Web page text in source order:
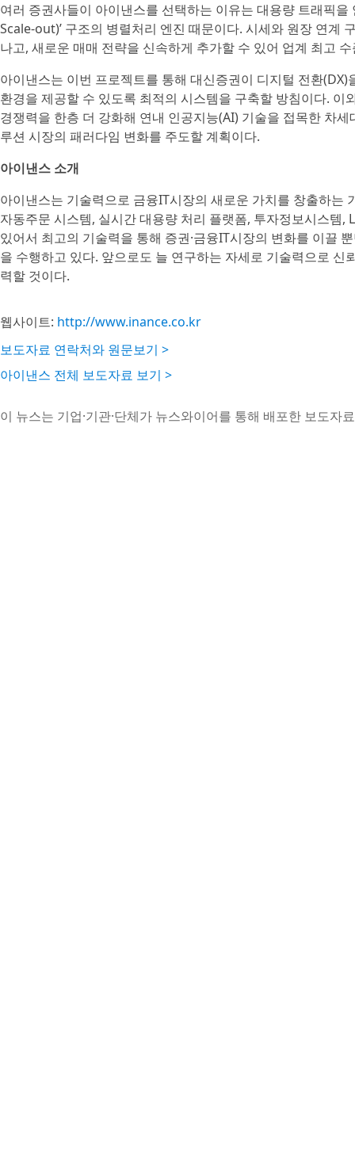
여러 증권사들이 아이낸스를 선택하는 이유는 대용량 트래픽
Scale-out)’ 구조의 병렬처리 엔진 때문이다. 시세와 원장 연계
나고, 새로운 매매 전략을 신속하게 추가할 수 있어 업계 최고
아이낸스는 이번 프로젝트를 통해 대신증권이 디지털 전환
환경을 제공할 수 있도록 최적의 시스템을 구축할 방침이다. 이
경쟁력을 한층 더 강화해 연내 인공지능(AI) 기술을 접목한 차
루션 시장의 패러다임 변화를 주도할 계획이다.
아이낸스 소개
아이낸스는 기술력으로 금융IT시장의 새로운 가치를 창출하는
자동주문 시스템, 실시간 대용량 처리 플랫폼, 투자정보시스템,
있어서 최고의 기술력을 통해 증권·금융IT시장의 변화를 이끌
을 수행하고 있다. 앞으로도 늘 연구하는 자세로 기술력으로
력할 것이다.
웹사이트: http://www.inance.co.kr
보도자료 연락처와 원문보기 >
아이낸스 전체 보도자료 보기 >
이 뉴스는 기업·기관·단체가 뉴스와이어를 통해 배포한 보도자